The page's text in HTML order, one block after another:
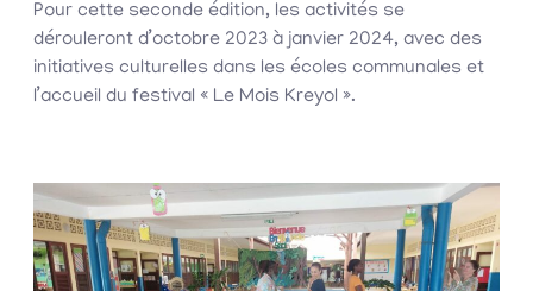
Pour cette seconde édition, les activités se
dérouleront d’octobre 2023 à janvier 2024, avec des
initiatives culturelles dans les écoles communales et
l’accueil du festival « Le Mois Kreyol ».